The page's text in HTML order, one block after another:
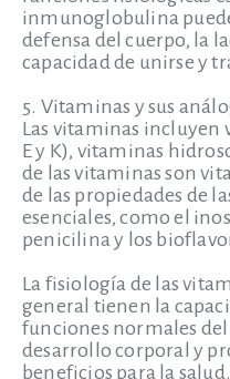
inmunoglobulina
defensa del cuerpo, la
capacidad de unirse y
5. Vitaminas y sus
Las vitaminas incluyen
E y K), vitaminas
de las vitaminas son
de las propiedades de
esenciales, como el
penicilina y los
La fisiología de las
general tienen la
funciones normales
desarrollo corporal y
beneficios para la salud.